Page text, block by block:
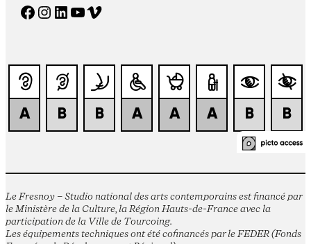
Facebook Instagram LinkedIn YouTube Vimeo
Le Fresnoy – Studio national des arts contemporains est financé par
le Ministère de la Culture, la Région Hauts-de-France avec la
participation de la Ville de Tourcoing.
Les équipements techniques ont été cofinancés par le FEDER (Fonds